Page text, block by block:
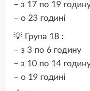
– з 17 по 19
– о 23 годині
💡 Група 18 :
– з 3 по 6 годину
– з 10 по 14
– о 19 годині